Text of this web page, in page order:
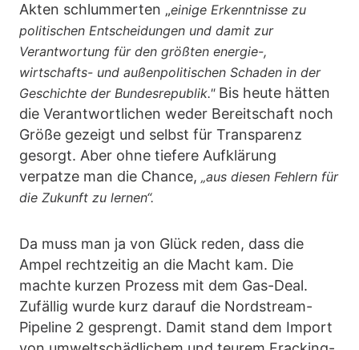
Akten schlummerten „einige Erkenntnisse zu
politischen Entscheidungen und damit zur
Verantwortung für den größten energie-,
wirtschafts- und außenpolitischen Schaden in der
Geschichte der Bundesrepublik."Bis heute hätten
die Verantwortlichen weder Bereitschaft noch
Größe gezeigt und selbst für Transparenz
gesorgt. Aber ohne tiefere Aufklärung
verpatze man die Chance, „aus diesen Fehlern für
die Zukunft zu lernen“.
Da muss man ja von Glück reden, dass die
Ampel rechtzeitig an die Macht kam. Die
machte kurzen Prozess mit dem Gas-Deal.
Zufällig wurde kurz darauf die Nordstream-
Pipeline 2 gesprengt. Damit stand dem Import